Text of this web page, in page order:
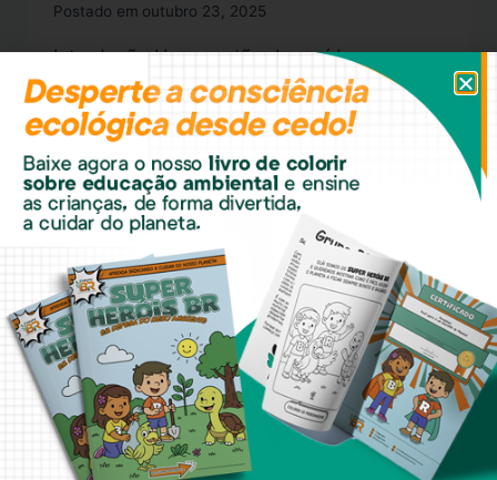
Postado em outubro 23, 2025
Introdução Uma gestão de resíduos
eficiente exige não apenas conhecimento
técnico e conformidade legal, mas também
infraestrutura adequada. Contar com
veículos e equipamentos especializados
faz toda a diferença para garantir
segurança, agilidade e rastreabilidade em
cada etapa do processo. O Grupo BR
Gestão Ambiental disponibiliza uma frota
moderna e uma ampla gama de
equipamentos para…
LEIA MAIS